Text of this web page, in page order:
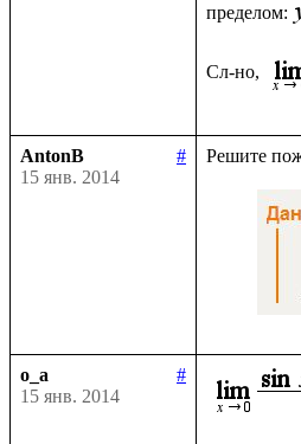
пределом:
Сл-но,
AntonB
#
15 янв. 2014
o_a
#
15 янв. 2014